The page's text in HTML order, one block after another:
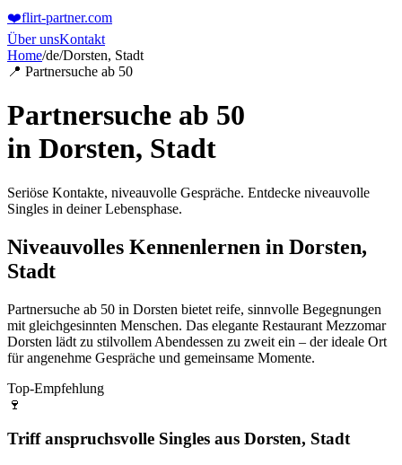
❤️flirt-partner.com
Über unsKontakt
Home/de/Dorsten, Stadt
📍 Partnersuche ab 50
Partnersuche ab 50
in Dorsten, Stadt
Seriöse Kontakte, niveauvolle Gespräche. Entdecke niveauvolle
Singles in deiner Lebensphase.
Niveauvolles Kennenlernen in Dorsten,
Stadt
Partnersuche ab 50 in Dorsten bietet reife, sinnvolle Begegnungen
mit gleichgesinnten Menschen. Das elegante Restaurant Mezzomar
Dorsten lädt zu stilvollem Abendessen zu zweit ein – der ideale Ort
für angenehme Gespräche und gemeinsame Momente.
Top-Empfehlung
🍷
Triff anspruchsvolle Singles aus Dorsten, Stadt